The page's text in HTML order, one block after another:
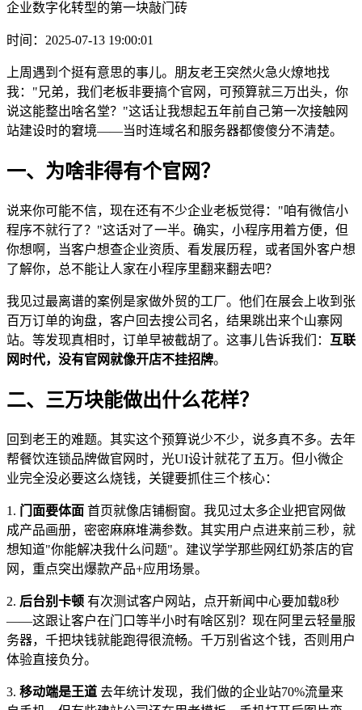
企业数字化转型的第一块敲门砖
时间：2025-07-13 19:00:01
上周遇到个挺有意思的事儿。朋友老王突然火急火燎地找
我："兄弟，我们老板非要搞个官网，可预算就三万出头，你
说这能整出啥名堂？"这话让我想起五年前自己第一次接触网
站建设时的窘境——当时连域名和服务器都傻傻分不清楚。
一、为啥非得有个官网？
说来你可能不信，现在还有不少企业老板觉得："咱有微信小
程序不就行了？"这话对了一半。确实，小程序用着方便，但
你想啊，当客户想查企业资质、看发展历程，或者国外客户想
了解你，总不能让人家在小程序里翻来翻去吧？
我见过最离谱的案例是家做外贸的工厂。他们在展会上收到张
百万订单的询盘，客户回去搜公司名，结果跳出来个山寨网
站。等发现真相时，订单早被截胡了。这事儿告诉我们： 互联
网时代，没有官网就像开店不挂招牌。
二、三万块能做出什么花样？
回到老王的难题。其实这个预算说少不少，说多真不多。去年
帮餐饮连锁品牌做官网时，光UI设计就花了五万。但小微企
业完全没必要这么烧钱，关键要抓住三个核心：
1. 门面要体面 首页就像店铺橱窗。我见过太多企业把官网做
成产品画册，密密麻麻堆满参数。其实用户点进来前三秒，就
想知道"你能解决我什么问题"。建议学学那些网红奶茶店的官
网，重点突出爆款产品+应用场景。
2. 后台别卡顿 有次测试客户网站，点开新闻中心要加载8秒
——这跟让客户在门口等半小时有啥区别？现在阿里云轻量服
务器，千把块钱就能跑得很流畅。千万别省这个钱，否则用户
体验直接负分。
3. 移动端是王道 去年统计发现，我们做的企业站70%流量来